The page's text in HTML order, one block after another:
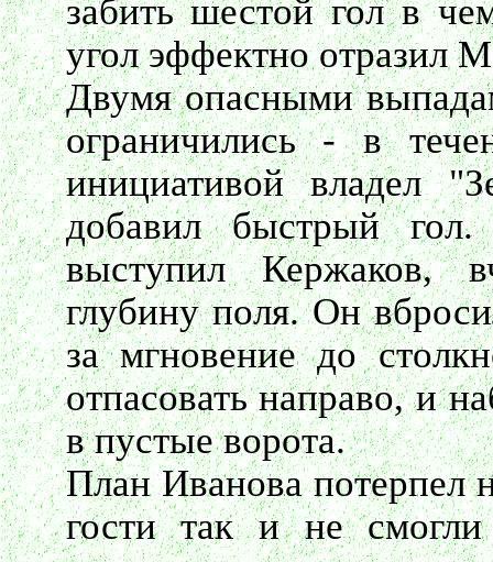
забить шестой гол в
угол эффектно отразил
Двумя опасными
ограничились - в
инициативой владел
добавил быстрый
выступил Кержаков,
глубину поля. Он
за мгновение до
отпасовать направо, и
в пустые ворота.
План Иванова потерпел
гости так и не